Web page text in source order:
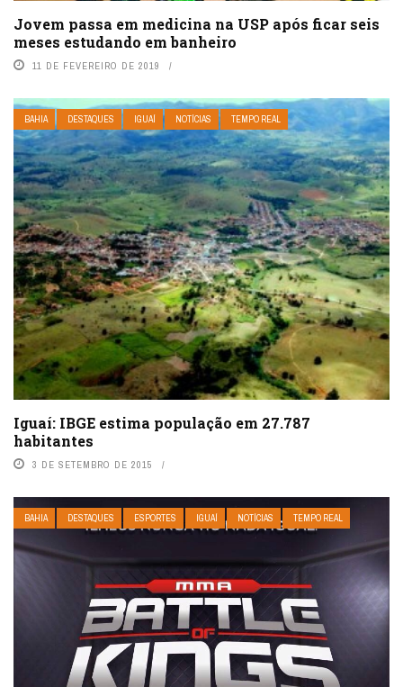
Jovem passa em medicina na USP após ficar seis
meses estudando em banheiro
11 DE FEVEREIRO DE 2019
BAHIA DESTAQUES IGUAÍ NOTÍCIAS TEMPO REAL
Iguaí: IBGE estima população em 27.787
habitantes
3 DE SETEMBRO DE 2015
BAHIA DESTAQUES ESPORTES IGUAÍ NOTÍCIAS TEMPO REAL